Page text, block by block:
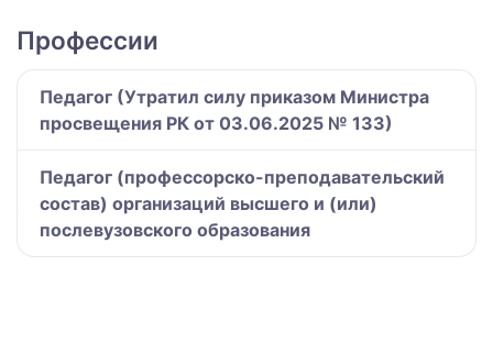
Профессии
Педагог (Утратил силу приказом Министра
просвещения РК от 03.06.2025 № 133)
Педагог (профессорско-преподавательский
состав) организаций высшего и (или)
послевузовского образования